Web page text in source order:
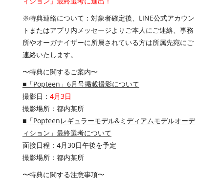
※特典連絡について：対象者確定後、LINE公式アカウン
トまたはアプリ内メッセージよりご本人にご連絡、事務
所やオーガナイザーに所属されている方は所属先宛にご
連絡いたします。
〜特典に関するご案内〜
■「Popteen」6月号掲載撮影について
撮影日： 4月3日
撮影場所：都内某所
■「Popteenレギュラーモデル&ミディアムモデルオーデ
ィション」最終選考について
面接日程：4月30日午後を予定
撮影場所：都内某所
〜特典に関する注意事項〜